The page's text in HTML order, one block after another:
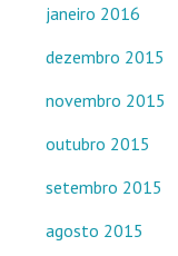
janeiro 2016
dezembro 2015
novembro 2015
outubro 2015
setembro 2015
agosto 2015